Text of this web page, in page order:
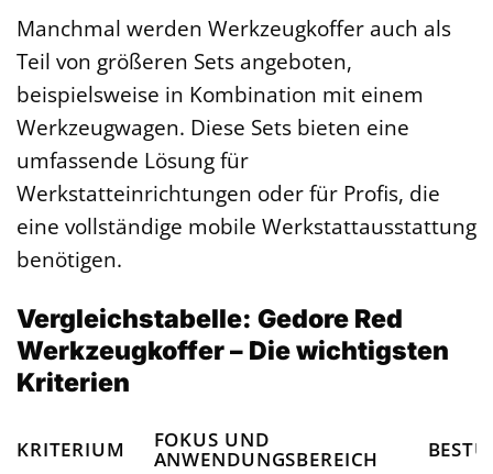
Manchmal werden Werkzeugkoffer auch als
Teil von größeren Sets angeboten,
beispielsweise in Kombination mit einem
Werkzeugwagen. Diese Sets bieten eine
umfassende Lösung für
Werkstatteinrichtungen oder für Profis, die
eine vollständige mobile Werkstattausstattung
benötigen.
Vergleichstabelle: Gedore Red
Werkzeugkoffer – Die wichtigsten
Kriterien
KRITERIUM FOKUS UND
ANWENDUNGSBEREICH